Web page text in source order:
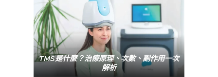
TMS是什麼？治療原理、次數、副作用一次
解析